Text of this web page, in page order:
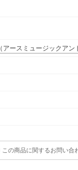
（アースミュージックアン
この商品に関するお問い合